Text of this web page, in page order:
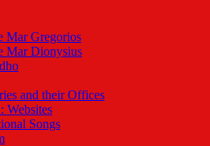
Mar Gregorios
Mar Dionysius
and their Offices
Websites
Songs